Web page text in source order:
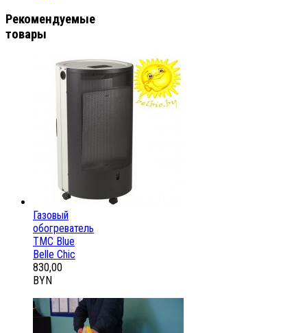
Рекомендуемые
товары
Газовый
обогреватель
ТМС Blue
Belle Chic
830,00
BYN